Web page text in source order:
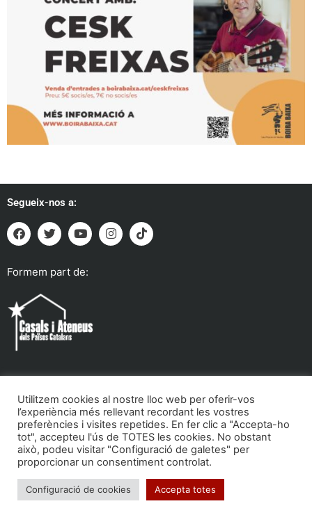
Segueix-nos a:
Formem part de:
Troba'ns a:
Utilitzem cookies al nostre lloc web per oferir-vos
l’experiència més rellevant recordant les vostres
preferències i visites repetides. En fer clic a "Accepta-ho
tot", accepteu l'ús de TOTES les cookies. No obstant
això, podeu visitar "Configuració de galetes" per
proporcionar un consentiment controlat.
Configuració de cookies Accepta totes